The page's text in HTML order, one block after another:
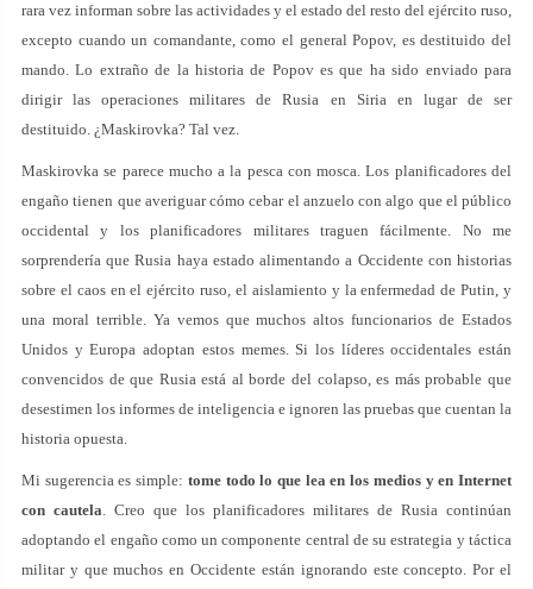
rara vez informan sobre las actividades y el estado del resto del ejército ruso,
excepto cuando un comandante, como el general Popov, es destituido del
mando. Lo extraño de la historia de Popov es que ha sido enviado para
dirigir las operaciones militares de Rusia en Siria en lugar de ser
destituido. ¿Maskirovka? Tal vez.
Maskirovka se parece mucho a la pesca con mosca. Los planificadores del
engaño tienen que averiguar cómo cebar el anzuelo con algo que el público
occidental y los planificadores militares traguen fácilmente. No me
sorprendería que Rusia haya estado alimentando a Occidente con historias
sobre el caos en el ejército ruso, el aislamiento y la enfermedad de Putin, y
una moral terrible. Ya vemos que muchos altos funcionarios de Estados
Unidos y Europa adoptan estos memes. Si los líderes occidentales están
convencidos de que Rusia está al borde del colapso, es más probable que
desestimen los informes de inteligencia e ignoren las pruebas que cuentan la
historia opuesta.
Mi sugerencia es simple: tome todo lo que lea en los medios y en Internet
con cautela. Creo que los planificadores militares de Rusia continúan
adoptando el engaño como un componente central de su estrategia y táctica
militar y que muchos en Occidente están ignorando este concepto. Por el